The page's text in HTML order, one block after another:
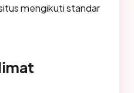
mengikuti standar